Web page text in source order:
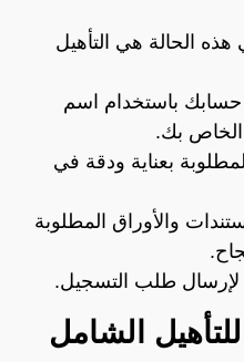
هذه الحالة هي التأهيل
باستخدام اسم
الخاص بك.
بعناية ودقة في
والأوراق المطلوبة
لإرسال طلب التسجيل.
الشامل